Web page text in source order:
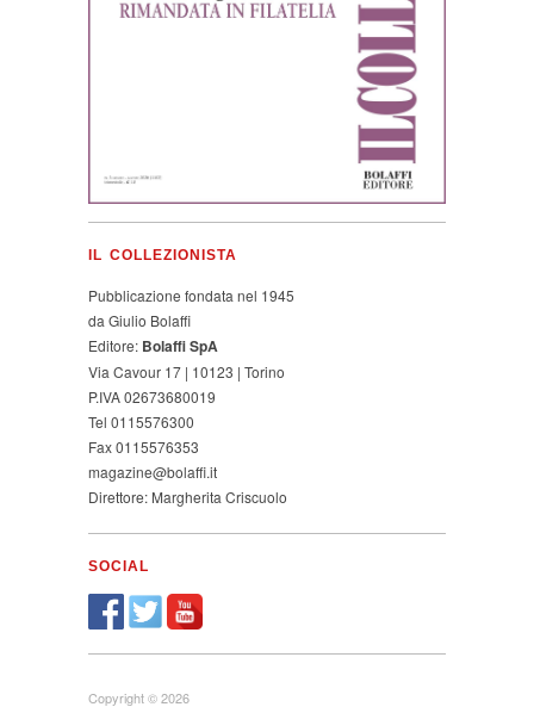
IL COLLEZIONISTA
Pubblicazione fondata nel 1945
da Giulio Bolaffi
Editore: Bolaffi SpA
Via Cavour 17 | 10123 | Torino
P.IVA 02673680019
Tel 0115576300
Fax 0115576353
magazine@bolaffi.it
Direttore: Margherita Criscuolo
SOCIAL
Copyright © 2026